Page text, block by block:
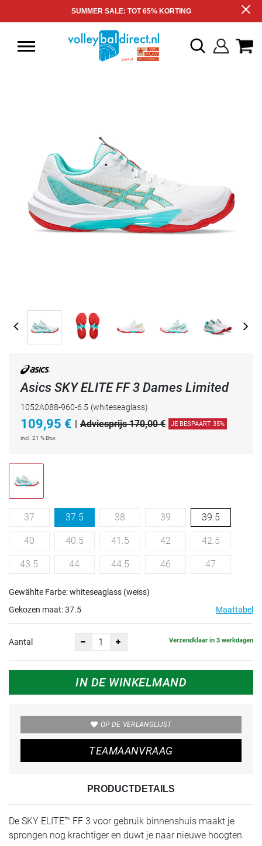
SUMMER SALE: TOT 65% KORTING
Asics SKY ELITE FF 3 Dames Limited
1052A088-960-6.5 (whiteseaglass)
109,95 € | Adviesprijs 170,00 € JE BESPAART 35%
incl. 21 % Btw.
37 37.5 38 39 39.5
40 40.5 41.5 42 42.5
43.5 44 44.5 46 47
Gewählte Farbe: whiteseaglass (weiss)
Gekozen maat:37.5 Maattabel
Aantal Verzendklaar in 3 werkdagen
IN DE WINKELMAND
OP DE VERLANGLIJST
TEAMAANVRAAG
PRODUCTDETAILS
De SKY ELITE™ FF 3 voor gebruik binnenshuis maakt je
sprongen nog krachtiger en duwt je naar nieuwe hoogten.